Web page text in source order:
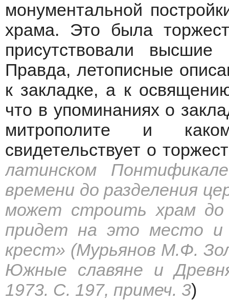
монументальной
храма. Это была
присутствовали
Правда, летописные
к закладке, а к
что в упоминаниях о
митрополите и
свидетельствует о
латинском
времени до разделения
может строить храм до
придет на это место и
крест» (Мурьянов М.Ф.
Южные славяне и
1973. С. 197, примеч. 3)